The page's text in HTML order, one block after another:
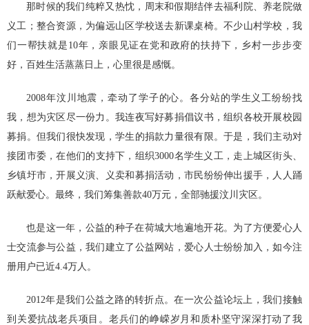
那时候的我们纯粹又热忱，周末和假期结伴去福利院、养老院做
义工；整合资源，为偏远山区学校送去新课桌椅。不少山村学校，我
们一帮扶就是10年，亲眼见证在党和政府的扶持下，乡村一步步变
好，百姓生活蒸蒸日上，心里很是感慨。
2008年汶川地震，牵动了学子的心。各分站的学生义工纷纷找
我，想为灾区尽一份力。我连夜写好募捐倡议书，组织各校开展校园
募捐。但我们很快发现，学生的捐款力量很有限。于是，我们主动对
接团市委，在他们的支持下，组织3000名学生义工，走上城区街头、
乡镇圩市，开展义演、义卖和募捐活动，市民纷纷伸出援手，人人踊
跃献爱心。最终，我们筹集善款40万元，全部驰援汶川灾区。
也是这一年，公益的种子在荷城大地遍地开花。为了方便爱心人
士交流参与公益，我们建立了公益网站，爱心人士纷纷加入，如今注
册用户已近4.4万人。
2012年是我们公益之路的转折点。在一次公益论坛上，我们接触
到关爱抗战老兵项目。老兵们的峥嵘岁月和质朴坚守深深打动了我